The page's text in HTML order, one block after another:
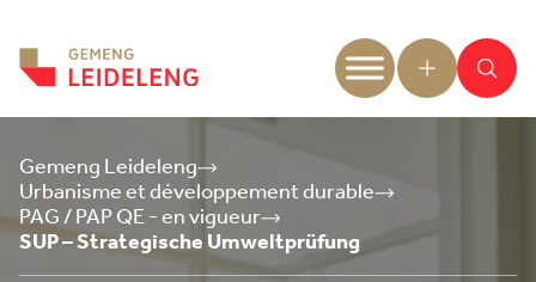
Gemeng Leideleng
Urbanisme et développement durable
PAG / PAP QE - en vigueur
SUP – Strategische Umweltprüfung